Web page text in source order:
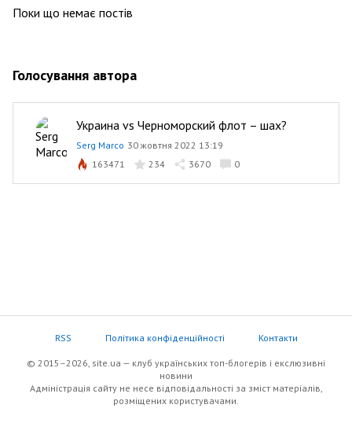
Поки що немає постів
Голосування автора
Украина vs Черноморский флот – шах?
Serg Marco 30 жовтня 2022 13:19
163471
234 3670 0
RSS Політика конфіденційності Контакти
© 2015–2026, site.ua — клуб українських топ-блогерів i екслюзивнi
новини
Адміністрація сайту не несе відповідальності за зміст матеріалів,
розміщених користувачами.